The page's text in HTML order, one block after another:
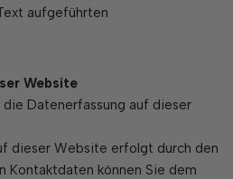
aufgeführten
Website
Datenerfassung auf dieser
dieser Website erfolgt durch den
Kontaktdaten können Sie dem